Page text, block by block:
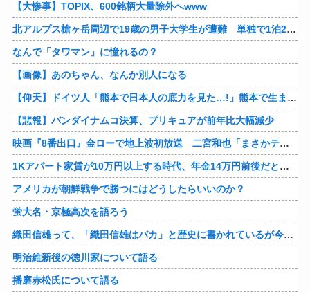
【大惨事】TOPIX、600銘柄大量除外へwww
北アルプス槍ヶ岳周辺で19歳の男子大学生が遭難 単独で1泊2日の予定で入山も連絡取れず 警察が9日以降捜索予定
なんで「タワマン」に憧れるの？
【画像】あのちゃん、なんか別人になる
【仰天】ドイツ人「熊本で日本人の底力を見た…!」熊本で生まれて初めて震度7の大地震を経験したドイツ人。直後、日本人たちの行動に衝撃を受けてしまう…
【悲報】バンダイナムコ決算、プリキュアが前年比大幅減少
映画『8番出口』金ローで地上波初放送 二宮和也「まさかテレビにまで迷い込んでしまうとは」
1Kアパート家賃が10万円以上する時代、年金14万円前後だと賃貸の人は無理じゃね？
アメリカが朝鮮戦争で勝つにはどうしたらいいのか？
蛍大名・京極高次を語ろう
織田信雄って、「織田信雄はバカ」と歴史に書かれているが今まで家が残っているんでバカではないよな？
明治維新後の徳川家について語る
播磨赤松氏について語る